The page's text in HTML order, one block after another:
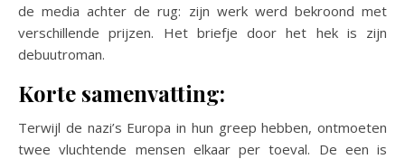
de media achter de rug: zijn werk werd bekroond met
verschillende prijzen. Het briefje door het hek is zijn
debuutroman.
Korte samenvatting:
Terwijl de nazi’s Europa in hun greep hebben, ontmoeten
twee vluchtende mensen elkaar per toeval. De een is